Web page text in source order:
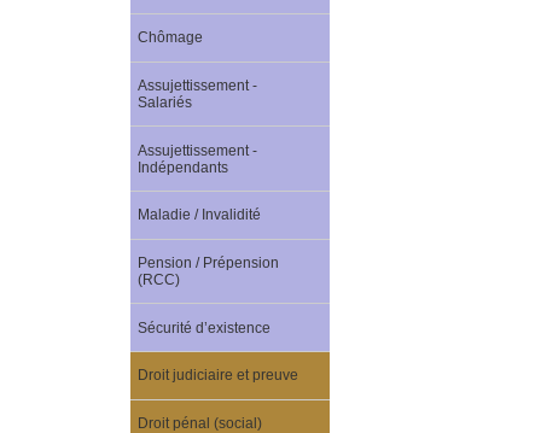
Chômage
Assujettissement -
Salariés
Assujettissement -
Indépendants
Maladie / Invalidité
Pension / Prépension
(RCC)
Sécurité d’existence
Droit judiciaire et preuve
Droit pénal (social)